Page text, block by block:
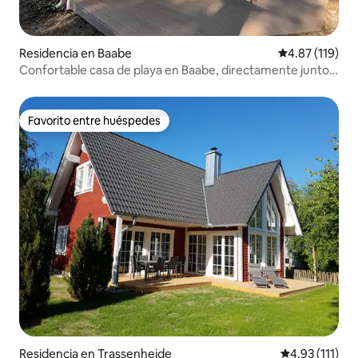
Residencia en Baabe Calificación
4.87 (119)
Confortable casa de playa en Baabe, directamente junto
Favorito entre huéspedes
Favorito entre huéspedes
Residencia en Trassenheide Calificación
4.93 (111)